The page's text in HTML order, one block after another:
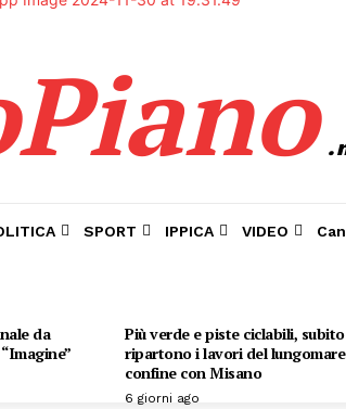
SPORT IPPICA VIDEO
da
Più verde e piste ciclabili,
ripartono i lavori del
confine con Misano
6 giorni ago